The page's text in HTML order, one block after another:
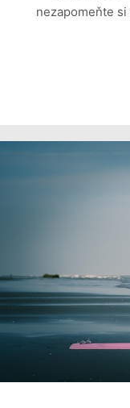
nezapomeňte